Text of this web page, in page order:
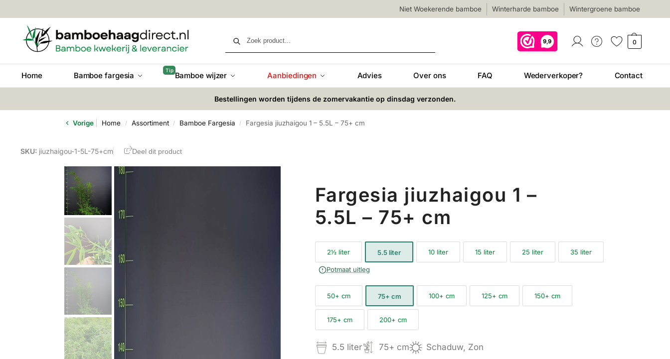
Niet Woekerende bamboe Winterharde bamboe Wintergroene bamboe
0
Home Bamboe fargesia Bamboe wijzer Aanbiedingen Advies Over ons FAQ Wederverkoper? Contact
Bestellingen worden tijdens de zomervakantie op dinsdag verzonden.
Vorige Home / Assortiment / Bamboe Fargesia / Fargesia jiuzhaigou 1 – 5.5L – 75+ cm
SKU: jiuzhaigou-1-5L-75+cm Deel dit product
Fargesia jiuzhaigou 1 –
5.5L – 75+ cm
2½ liter 5.5 liter 10 liter 15 liter 25 liter 35 liter
Potmaat uitleg
50+ cm 75+ cm 100+ cm 125+ cm 150+ cm
175+ cm 200+ cm
5.5 liter 75+ cm Schaduw, Zon